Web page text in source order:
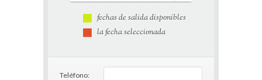
fechas de salida disponibles
la fecha seleccionada
Teléfono: